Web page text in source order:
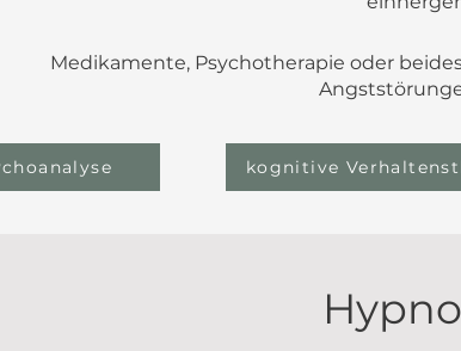
Medikamente, Psychotherapie oder
kognitive